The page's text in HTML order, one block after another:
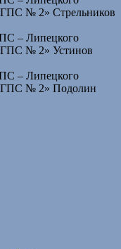
№ 2» Стрельников
– Липецкого
№ 2» Устинов
– Липецкого
№ 2» Подолин